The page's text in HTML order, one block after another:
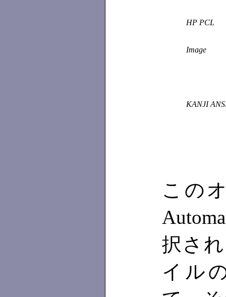
HP PCL
Image
KANJI
この
択さ
イル